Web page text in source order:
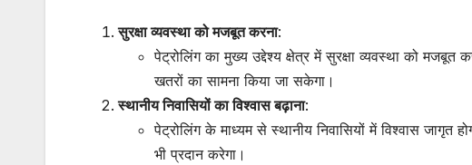
सुरक्षा व्यवस्था को मजबूत करना:
पेट्रोलिंग का मुख्य उद्देश्य क्षेत्र में सुरक्षा व्यवस्था को
खतरों का सामना किया जा सकेगा।
स्थानीय निवासियों का विश्वास बढ़ाना:
पेट्रोलिंग के माध्यम से स्थानीय निवासियों में विश्वास
भी प्रदान करेगा।